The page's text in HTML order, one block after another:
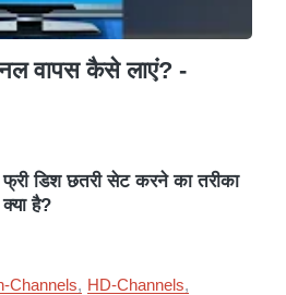
वापस कैसे लाएं? -
फ्री डिश छतरी सेट करने का तरीका
क्या है?
Channels
HD-Channels